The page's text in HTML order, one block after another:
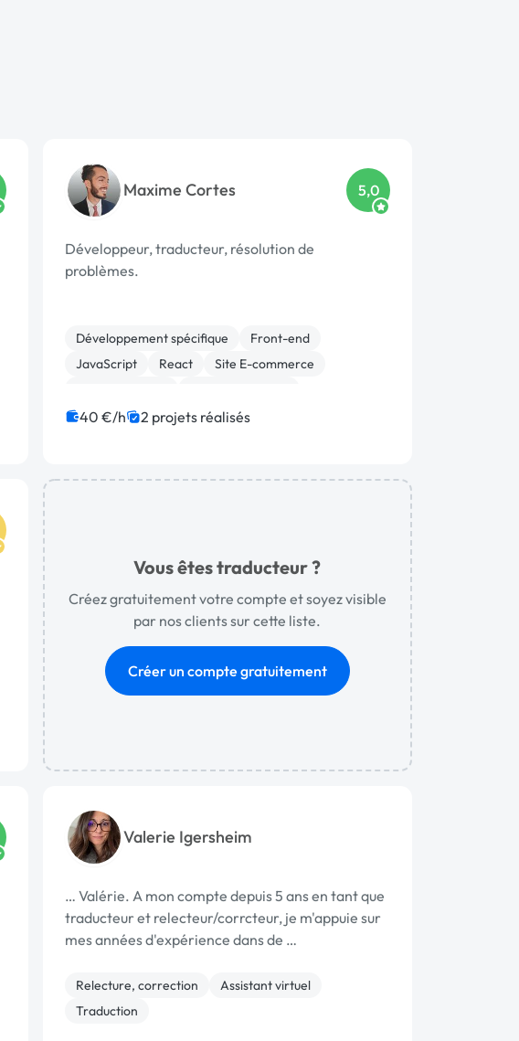
Maxime Cortes 5,0
Développeur, traducteur, résolution de
problèmes.
Développement spécifique
Front-end
JavaScript
React
Site E-commerce
Création de site internet
Integration HTML
40 €/h 2 projets réalisés
Vous êtes traducteur ?
Créez gratuitement votre compte et soyez visible
par nos clients sur cette liste.
Créer un compte gratuitement
Valerie Igersheim
… Valérie. A mon compte depuis 5 ans en tant que
traducteur et relecteur/corrcteur, je m'appuie sur
mes années d'expérience dans de …
Relecture, correction
Assistant virtuel
Traduction